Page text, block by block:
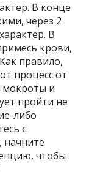
В конце
через 2
В
крови,
правило,
процесс от
мокроты и
пройти не
либо
с
начните
чтобы